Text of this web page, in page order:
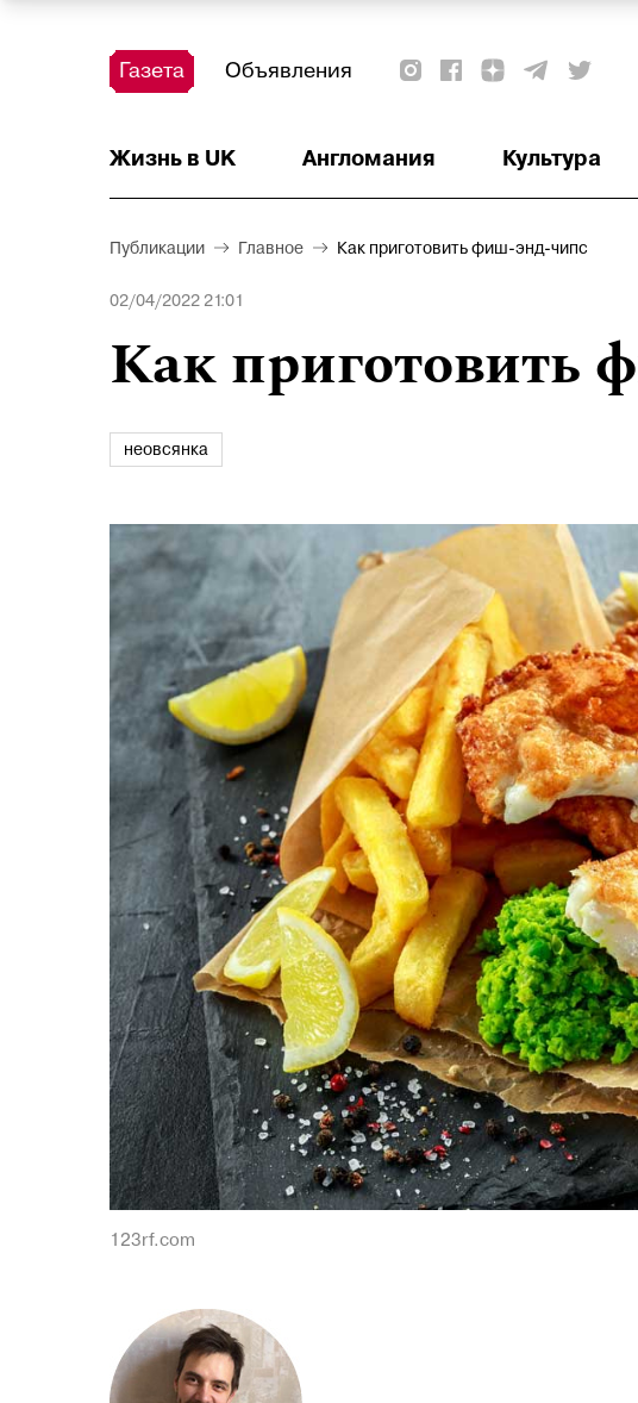
Газета Объявления
Жизнь в UK Англомания Культура
Тест
Красота и здоровье
Ваше право
Актуально
Аналитика
Читать!
Недвижимость
Наши на острове
Наши на старте
Афиша
Детское
Образование
Деньги
Публикации Главное Как приготовить фиш-энд-чипс
02/04/2022 21:01
Как приготовить
неовсянка
123rf.com